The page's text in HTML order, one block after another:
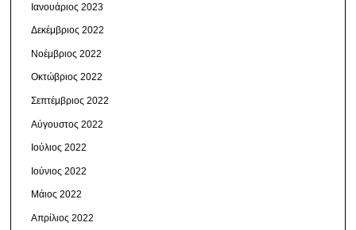
Ιανουάριος 2023
Δεκέμβριος 2022
Νοέμβριος 2022
Οκτώβριος 2022
Σεπτέμβριος 2022
Αύγουστος 2022
Ιούλιος 2022
Ιούνιος 2022
Μάιος 2022
Απρίλιος 2022